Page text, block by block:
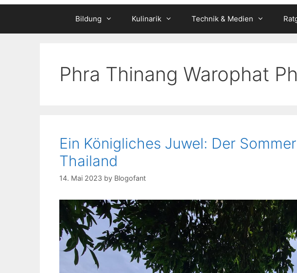
Bildung Kulinarik Technik & Medien
Phra Thinang Warophat
Ein Königliches Juwel: Der
Thailand
14. Mai 2023 by Blogofant